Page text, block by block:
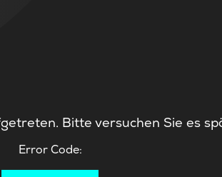
Bitte versuchen Sie es
Error Code: